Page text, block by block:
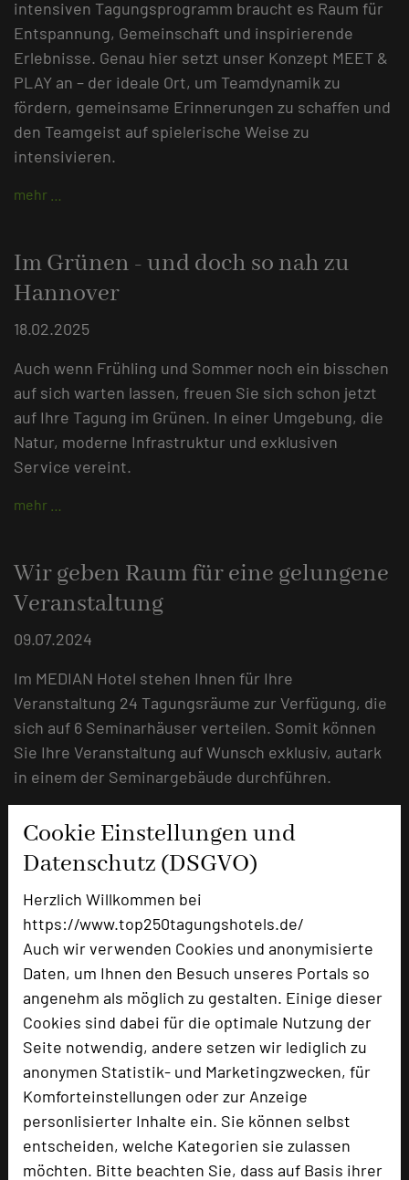
Cookie Einstellungen und
Datenschutz (DSGVO)
Herzlich Willkommen bei
https://www.top250tagungshotels.de/
Auch wir verwenden Cookies und anonymisierte
Daten, um Ihnen den Besuch unseres Portals so
angenehm als möglich zu gestalten. Einige dieser
Cookies sind dabei für die optimale Nutzung der
Seite notwendig, andere setzen wir lediglich zu
anonymen Statistik- und Marketingzwecken, für
Komforteinstellungen oder zur Anzeige
personlisierter Inhalte ein. Sie können selbst
entscheiden, welche Kategorien sie zulassen
möchten. Bitte beachten Sie, dass auf Basis ihrer
intensiven Tagungsprogramm braucht es Raum für
Entspannung, Gemeinschaft und inspirierende
Erlebnisse. Genau hier setzt unser Konzept MEET &
PLAY an – der ideale Ort, um Teamdynamik zu
fördern, gemeinsame Erinnerungen zu schaffen und
den Teamgeist auf spielerische Weise zu
intensivieren.
mehr …
Im Grünen - und doch so nah zu
Hannover
18.02.2025
Auch wenn Frühling und Sommer noch ein bisschen
auf sich warten lassen, freuen Sie sich schon jetzt
auf Ihre Tagung im Grünen. In einer Umgebung, die
Natur, moderne Infrastruktur und exklusiven
Service vereint.
mehr …
Wir geben Raum für eine gelungene
Veranstaltung
09.07.2024
Im MEDIAN Hotel stehen Ihnen für Ihre
Veranstaltung 24 Tagungsräume zur Verfügung, die
sich auf 6 Seminarhäuser verteilen. Somit können
Sie Ihre Veranstaltung auf Wunsch exklusiv, autark
in einem der Seminargebäude durchführen.
MEDIAN Hotel Hannover Lehrte
Zum Blauen See 3
31275 Lehrte